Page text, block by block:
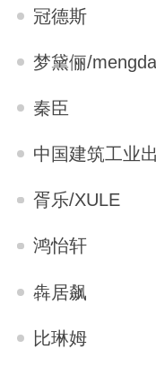
冠德斯
梦黛俪/
秦臣
中国建筑工业
胥乐/XULE
鸿怡轩
犇居飙
比琳姆